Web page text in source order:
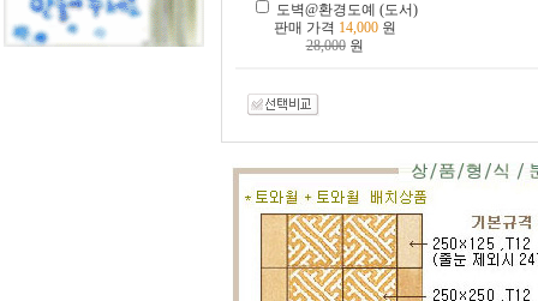
도벽@환경도예 (도서)
판매 가격 14,000원
28,000원